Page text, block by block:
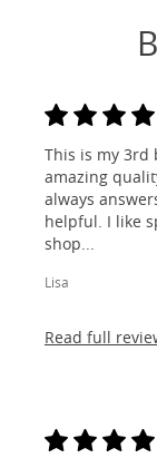
This is my 3rd
amazing
always
helpful. I like
shop...
Lisa
Read full